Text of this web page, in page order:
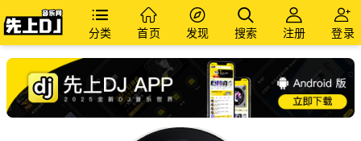
分类 首页 发现 搜索 注册 登录